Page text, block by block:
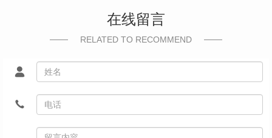
在线留言
RELATED TO RECOMMEND